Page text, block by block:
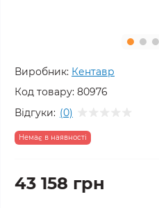
Виробник: Кентавр
Код товару: 80976
Відгуки: (0)
Немає в наявності
43 158 грн